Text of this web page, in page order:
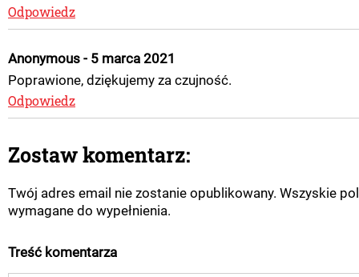
Odpowiedz
Anonymous - 5 marca 2021
Poprawione, dziękujemy za czujność.
Odpowiedz
Zostaw komentarz:
Twój adres email nie zostanie opublikowany. Wszyskie
wymagane do wypełnienia.
Treść komentarza